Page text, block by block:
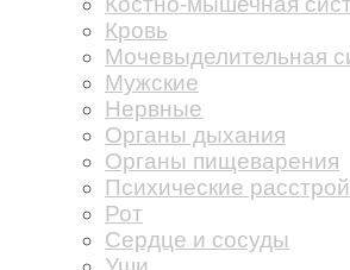
Кровь
Мочевыделительная
Мужские
Нервные
Органы дыхания
Органы пищеварения
Психические
Рот
Сердце и сосуды